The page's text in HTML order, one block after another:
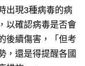
出現3種病毒的病
以確認病毒是否會
後續傷害，「但考
，還是得提醒各國